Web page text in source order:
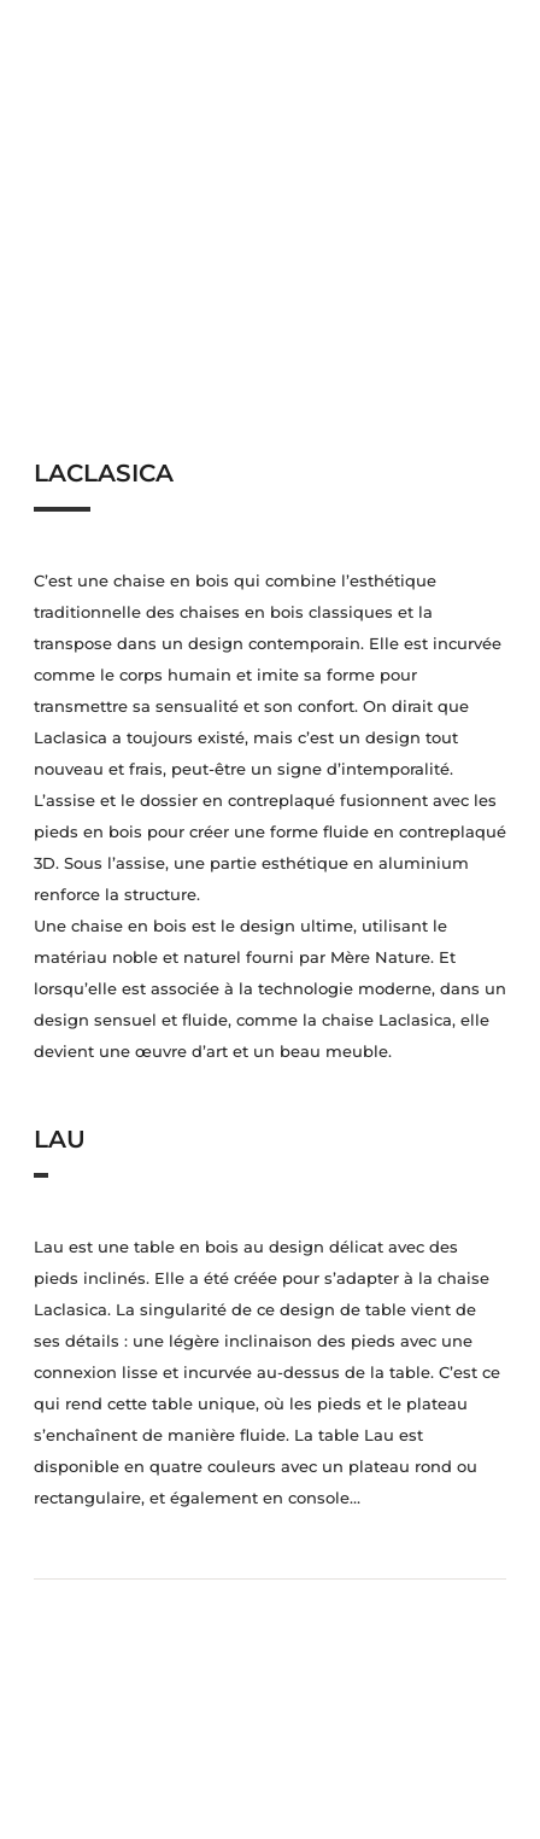
LACLASICA
C’est une chaise en bois qui combine l’esthétique
traditionnelle des chaises en bois classiques et la
transpose dans un design contemporain. Elle est incurvée
comme le corps humain et imite sa forme pour
transmettre sa sensualité et son confort. On dirait que
Laclasica a toujours existé, mais c’est un design tout
nouveau et frais, peut-être un signe d’intemporalité.
L’assise et le dossier en contreplaqué fusionnent avec les
pieds en bois pour créer une forme fluide en contreplaqué
3D. Sous l’assise, une partie esthétique en aluminium
renforce la structure.
Une chaise en bois est le design ultime, utilisant le
matériau noble et naturel fourni par Mère Nature. Et
lorsqu’elle est associée à la technologie moderne, dans un
design sensuel et fluide, comme la chaise Laclasica, elle
devient une œuvre d’art et un beau meuble.
LAU
Lau est une table en bois au design délicat avec des
pieds inclinés. Elle a été créée pour s’adapter à la chaise
Laclasica. La singularité de ce design de table vient de
ses détails : une légère inclinaison des pieds avec une
connexion lisse et incurvée au-dessus de la table. C’est ce
qui rend cette table unique, où les pieds et le plateau
s’enchaînent de manière fluide. La table Lau est
disponible en quatre couleurs avec un plateau rond ou
rectangulaire, et également en console…